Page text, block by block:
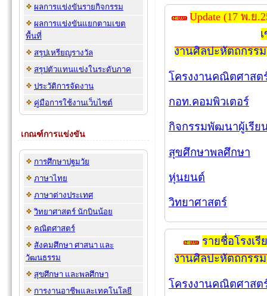
ผลการแข่งขันรายกิจกรรม
ผลการแข่งขันแยกตามเขต
พื้นที่
สรุปเหรียญรางวัล
สรุปตัวแทนแข่งในระดับภาค
ประวัติการจัดงาน
คู่มือการใช้งานเว็บไซต์
เกณฑ์การแข่งขัน
การศึกษาปฐมวัย
ภาษาไทย
ภาษาต่างประเทศ
วิทยาศาสตร์ นักบินน้อย
คณิตศาสตร์
สังคมศึกษา ศาสนา และ
วัฒนธรรม
สุขศึกษา และพลศึกษา
การงานอาชีพและเทคโนโลยี
Update (17พ.ย
งานศิลปะหัตถกรร
โครงงานคณิตศาสต
กอท.คอมพิวเตอร์
กิจกรรมพัฒนาผู้เรีย
สุขศึกษาพลศึกษา
หุ่นยนต์
วิทยาศาสตร์
รายชื่อโรงเ
งานศิลปะหัตถกรร
โครงงานคณิตศาสต